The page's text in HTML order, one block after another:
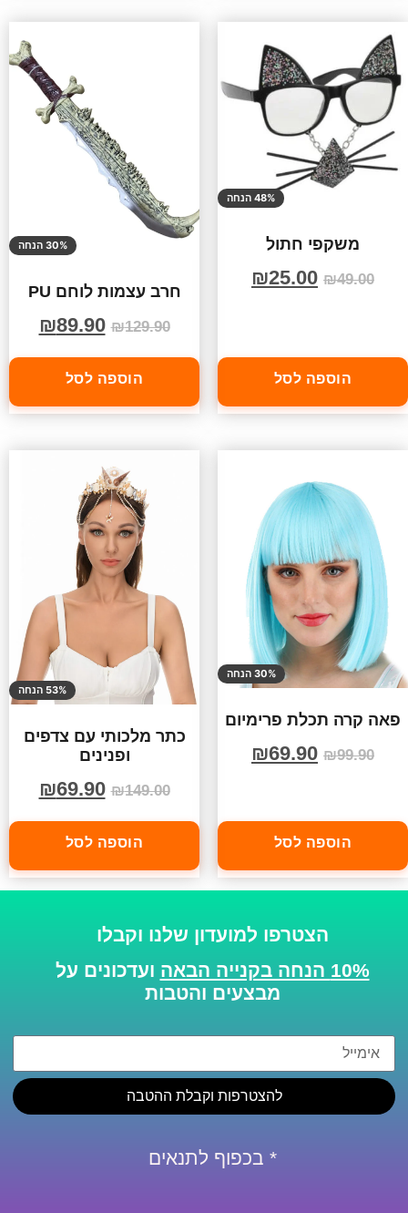
48% הנחה
משקפי חתול
₪49.00
₪25.00
הוספה לסל
30% הנחה
חרב עצמות לוחם PU
₪129.90
₪89.90
הוספה לסל
30% הנחה
פאה קרה תכלת פרימיום
₪99.90
₪69.90
הוספה לסל
53% הנחה
כתר מלכותי עם צדפים
ופנינים
₪149.00
₪69.90
הוספה לסל
הצטרפו למועדון שלנו וקבלו
10% הנחה בקנייה הבאה
ועדכונים על
מבצעים והטבות
להצטרפות וקבלת ההטבה
* בכפוף לתנאים